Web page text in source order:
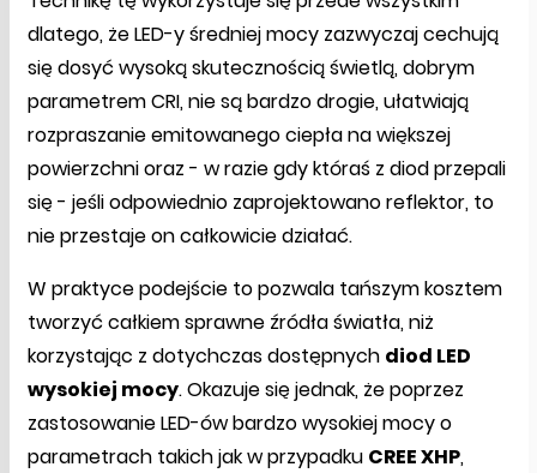
dlatego, że LED-y średniej mocy zazwyczaj cechują
się dosyć wysoką skutecznością świetlą, dobrym
parametrem CRI, nie są bardzo drogie, ułatwiają
rozpraszanie emitowanego ciepła na większej
powierzchni oraz - w razie gdy któraś z diod przepali
się - jeśli odpowiednio zaprojektowano reflektor, to
nie przestaje on całkowicie działać.
W praktyce podejście to pozwala tańszym kosztem
tworzyć całkiem sprawne źródła światła, niż
korzystając z dotychczas dostępnych diod LED
wysokiej mocy. Okazuje się jednak, że poprzez
zastosowanie LED-ów bardzo wysokiej mocy o
parametrach takich jak w przypadku CREE XHP,